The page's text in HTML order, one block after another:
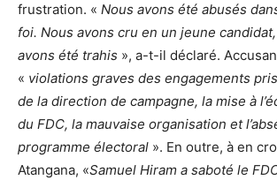
frustration. « Nous avons été abusés
foi. Nous avons cru en un jeune
avons été trahis », a-t-il déclaré.
« violations graves des engagements
de la direction de campagne, la mise à
du FDC, la mauvaise organisation et
programme électoral ». En outre, à en
Atangana, «Samuel Hiram a saboté le